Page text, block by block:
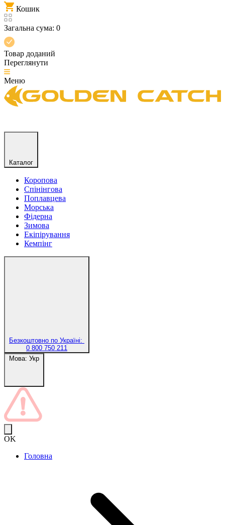
Кошик
Загальна сума: 0
Товар доданий
Переглянути
Меню
Каталог
Коропова
Спінінгова
Поплавцева
Морська
Фідерна
Зимова
Екіпірування
Кемпінг
Безкоштовно по Україні:
0 800 750 211
Мова: Укр
OK
Головна